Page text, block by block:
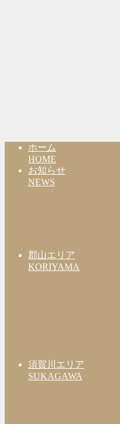
ホーム
HOME
お知らせ
NEWS
郡山エリア
KORIYAMA
須賀川エリア
SUKAGAWA